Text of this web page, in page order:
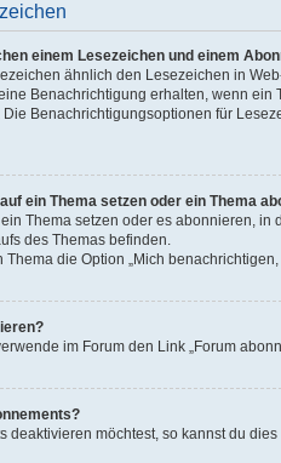
einem Lesezeichen und einem
ähnlich den Lesezeichen in
Benachrichtigung erhalten, wenn
Benachrichtigungsoptionen für
ein Thema setzen oder ein Thema
Thema setzen oder es abonnieren,
des Themas befinden.
Thema die Option „Mich
im Forum den Link „Forum
deaktivieren möchtest, so kannst du